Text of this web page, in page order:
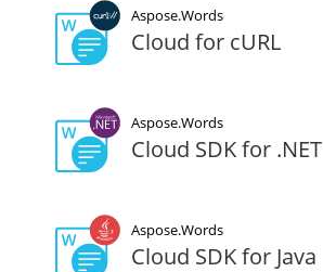
Aspose.Words
Cloud for cURL
Aspose.Words
Cloud SDK for .NET
Aspose.Words
Cloud SDK for Java